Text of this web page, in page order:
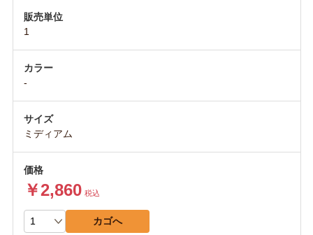
1
-
ミディアム
￥2,860 税込
カゴへ